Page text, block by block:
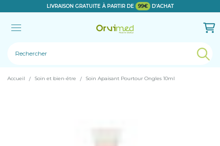
LIVRAISON GRATUITE À PARTIR DE 99€ D'ACHAT
Le produit a bien été ajouté!
Accueil Soin et bien-être Soin Apaisant Pourtour Ongles 10ml